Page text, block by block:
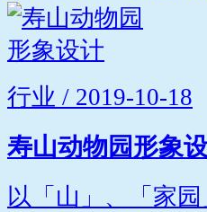
行业 / 2019-10-18
寿山动物园形象
以「山」、「家